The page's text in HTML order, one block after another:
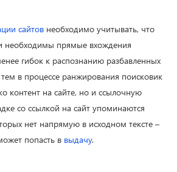
сайтов необходимо учитывать, что
необходимы прямые вхождения
гибок к распознанию разбавленных
в процессе ранжирования поисковик
контент на сайте, но и ссылочную
со ссылкой на сайт упоминаются
нет напрямую в исходном тексте –
попасть в выдачу.